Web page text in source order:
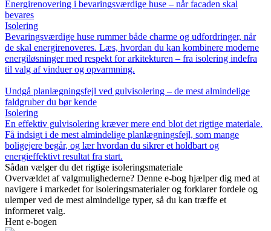
Energirenovering i bevaringsværdige huse – når facaden skal
bevares
Isolering
Bevaringsværdige huse rummer både charme og udfordringer, når
de skal energirenoveres. Læs, hvordan du kan kombinere moderne
energiløsninger med respekt for arkitekturen – fra isolering indefra
til valg af vinduer og opvarmning.
Undgå planlægningsfejl ved gulvisolering – de mest almindelige
faldgruber du bør kende
Isolering
En effektiv gulvisolering kræver mere end blot det rigtige materiale.
Få indsigt i de mest almindelige planlægningsfejl, som mange
boligejere begår, og lær hvordan du sikrer et holdbart og
energieffektivt resultat fra start.
Sådan vælger du det rigtige isoleringsmateriale
Overvældet af valgmulighederne? Denne e-bog hjælper dig med at
navigere i markedet for isoleringsmaterialer og forklarer fordele og
ulemper ved de mest almindelige typer, så du kan træffe et
informeret valg.
Hent e-bogen